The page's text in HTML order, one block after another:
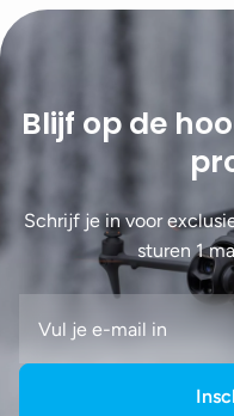
Blijf op de
Schrijf je in voor
sturen 1